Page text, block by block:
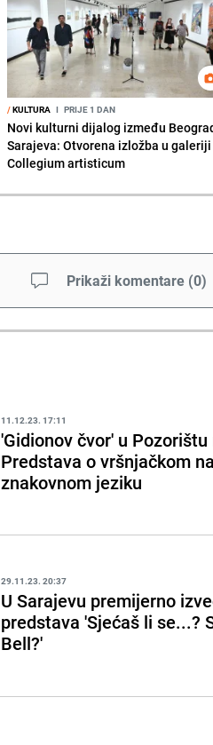
/KULTURA I PRIJE 1 DAN
Novi kulturni dijalog između
Sarajeva: Otvorena izložba u galeriji
Collegium artisticum
Prikaži komentare (0)
11.12.23. 17:11
'Gidionov čvor' u
Predstava o vršnjačkom
znakovnom jeziku
29.11.23. 20:37
U Sarajevu premijerno
predstava 'Sjećaš li se...?
Bell?'